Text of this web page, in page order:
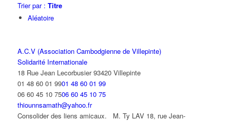
Trier par : Titre
Aléatoire
A.C.V (Association Cambodgienne de Villepinte)
Solidarité Internationale
18 Rue Jean Lecorbusier 93420 Villepinte
01 48 60 01 9901 48 60 01 99
06 60 45 10 7506 60 45 10 75
thiounnsamath@yahoo.fr
Consolider des liens amicaux. M. Ty LAV 18, rue Jean-